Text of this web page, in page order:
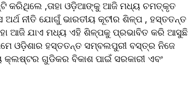
କରିଥିଲେ ,ତାହା ଓଡ଼ିଆଙ୍କୁ ଆଜି ମଧ୍ୟ ଚମତ୍କୃତ
ନୀତି ଯୋଗୁଁ ଭାରତୀୟ କୂଟୀର ଶିଳ୍ପ , ହସ୍ତତନ୍ତ
ଆଜି ଯାଏ ମଧ୍ୟ ଏହି ଶିଳ୍ପକୁ ପ୍ରଭାବିତ କରି ଆସୁଛି
ଓଡ଼ିଶାର ହସ୍ତତନ୍ତ ସମ୍ବଲପୁରୀ ବସ୍ତ୍ର ନିଜେ
କ୍ଲଷ୍ଟର ଗୁଡିକର ବିକାଶ ପାଇଁ ସରକାରୀ ଏବଂ